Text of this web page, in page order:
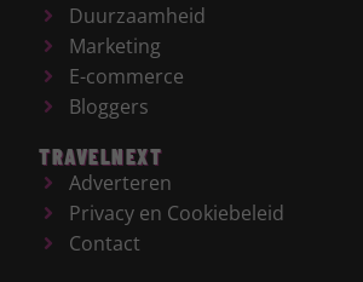
Duurzaamheid
Marketing
E-commerce
Bloggers
TRAVELNEXT
Adverteren
Privacy en Cookiebeleid
Contact